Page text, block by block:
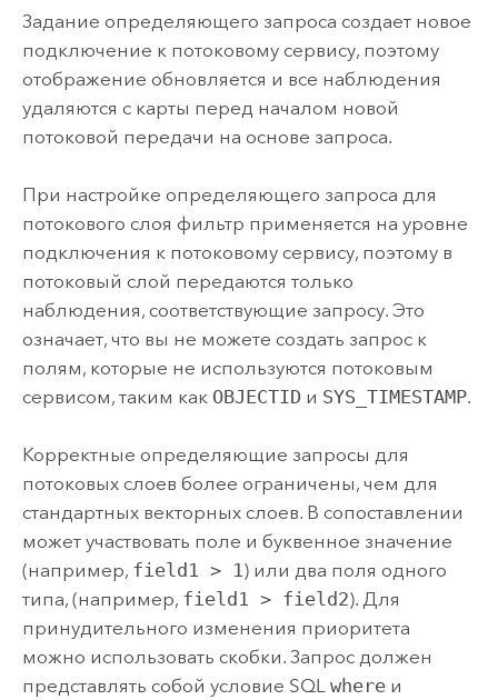
Задание определяющего запроса создает новое
подключение к потоковому сервису, поэтому
отображение обновляется и все наблюдения
удаляются с карты перед началом новой
потоковой передачи на основе запроса.
При настройке определяющего запроса для
потокового слоя фильтр применяется на уровне
подключения к потоковому сервису, поэтому в
потоковый слой передаются только
наблюдения, соответствующие запросу. Это
означает, что вы не можете создать запрос к
полям, которые не используются потоковым
сервисом, таким как OBJECTIDи SYS_TIMESTAMP.
Корректные определяющие запросы для
потоковых слоев более ограничены, чем для
стандартных векторных слоев. В сопоставлении
может участвовать поле и буквенное значение
(например, field1 > 1) или два поля одного
типа, (например, field1 > field2). Для
принудительного изменения приоритета
можно использовать скобки. Запрос должен
представлять собой условие SQL whereи